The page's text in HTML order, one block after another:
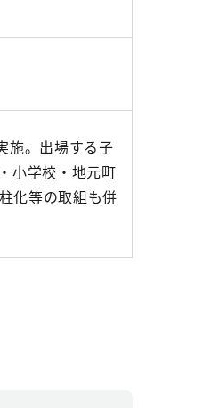
施。出場する子
小学校・地元町
化等の取組も併